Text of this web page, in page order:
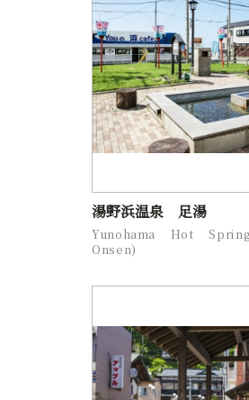
湯野浜温泉 足湯
Yunohama Hot
Onsen)